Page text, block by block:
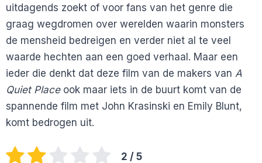
uitdagends zoekt of voor fans van het genre die
graag wegdromen over werelden waarin monsters
de mensheid bedreigen en verder niet al te veel
waarde hechten aan een goed verhaal. Maar een
ieder die denkt dat deze film van de makers van A
Quiet Placeook maar iets in de buurt komt van de
spannende film met John Krasinski en Emily Blunt,
komt bedrogen uit.
2 / 5